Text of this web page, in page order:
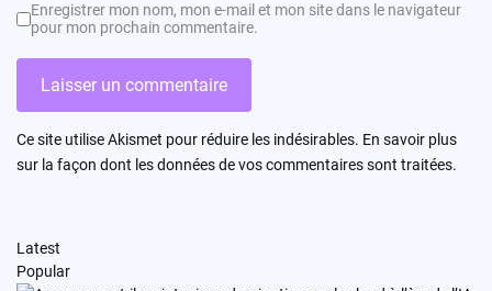
Enregistrer mon nom, mon e-mail et mon site dans le navigateur
pour mon prochain commentaire.
Ce site utilise Akismet pour réduire les indésirables. En savoir plus
sur la façon dont les données de vos commentaires sont traitées.
Latest
Popular